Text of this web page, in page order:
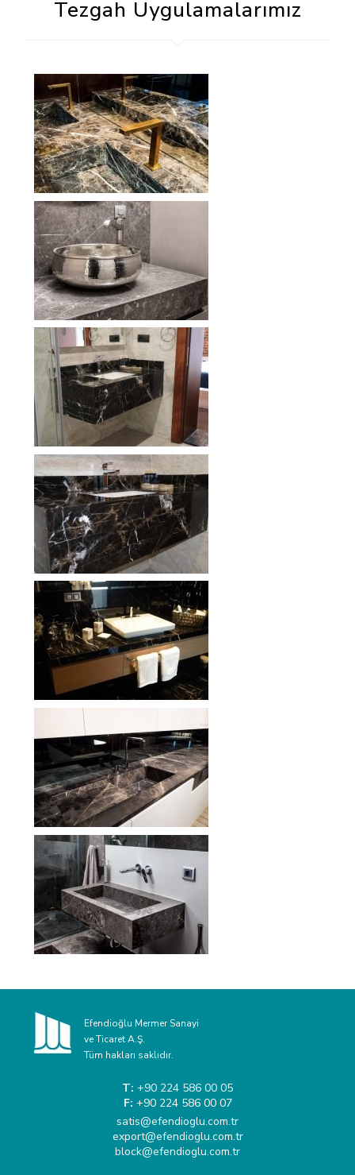
Tezgah Uygulamalarımız
Efendioğlu Mermer Sanayi
ve Ticaret A.Ş.
Tüm hakları saklıdır.
T: +90 224 586 00 05
F: +90 224 586 00 07
satis@efendioglu.com.tr
export@efendioglu.com.tr
block@efendioglu.com.tr